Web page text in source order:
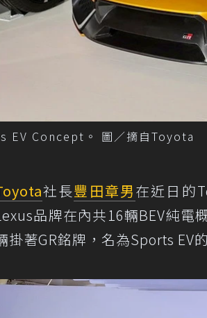
EV Concept。 圖／摘自Toyota
社長豐田章男在近日的
品牌在內共16輛BEV純電
掛著GR銘牌，名為Sports EV的